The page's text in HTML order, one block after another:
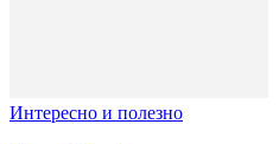
Интересно и полезно